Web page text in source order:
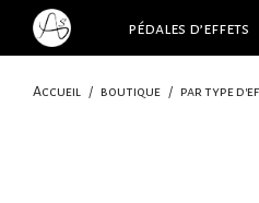
pédales d’effets
Accueil / boutique / par type